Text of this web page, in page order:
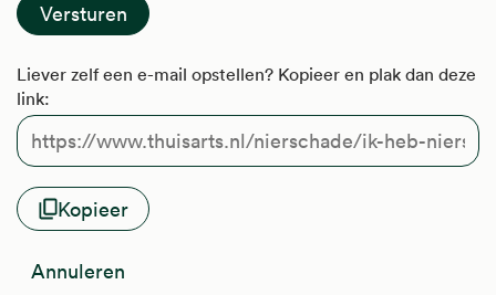
Liever zelf een e-mail opstellen? Kopieer en plak dan deze
link:
Kopieer
Annuleren